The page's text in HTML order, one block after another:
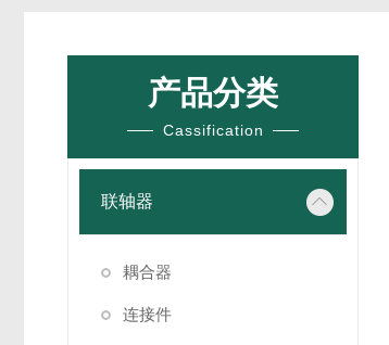
产品分类
Cassification
联轴器
耦合器
连接件